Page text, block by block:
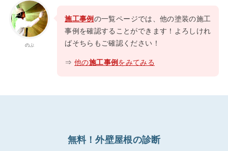
のぶ
施工事例 の一覧ページでは、他の塗装の施工
事例を確認することができます！よろしけれ
ばそちらもご確認ください！
⇒他の施工事例 をみてみる
無料！外壁屋根の診断